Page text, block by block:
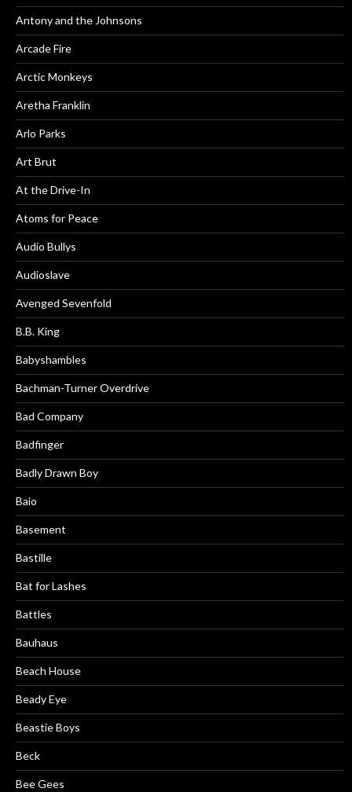
Antony and the Johnsons
Arcade Fire
Arctic Monkeys
Aretha Franklin
Arlo Parks
Art Brut
At the Drive-In
Atoms for Peace
Audio Bullys
Audioslave
Avenged Sevenfold
B.B. King
Babyshambles
Bachman-Turner Overdrive
Bad Company
Badfinger
Badly Drawn Boy
Baio
Basement
Bastille
Bat for Lashes
Battles
Bauhaus
Beach House
Beady Eye
Beastie Boys
Beck
Bee Gees